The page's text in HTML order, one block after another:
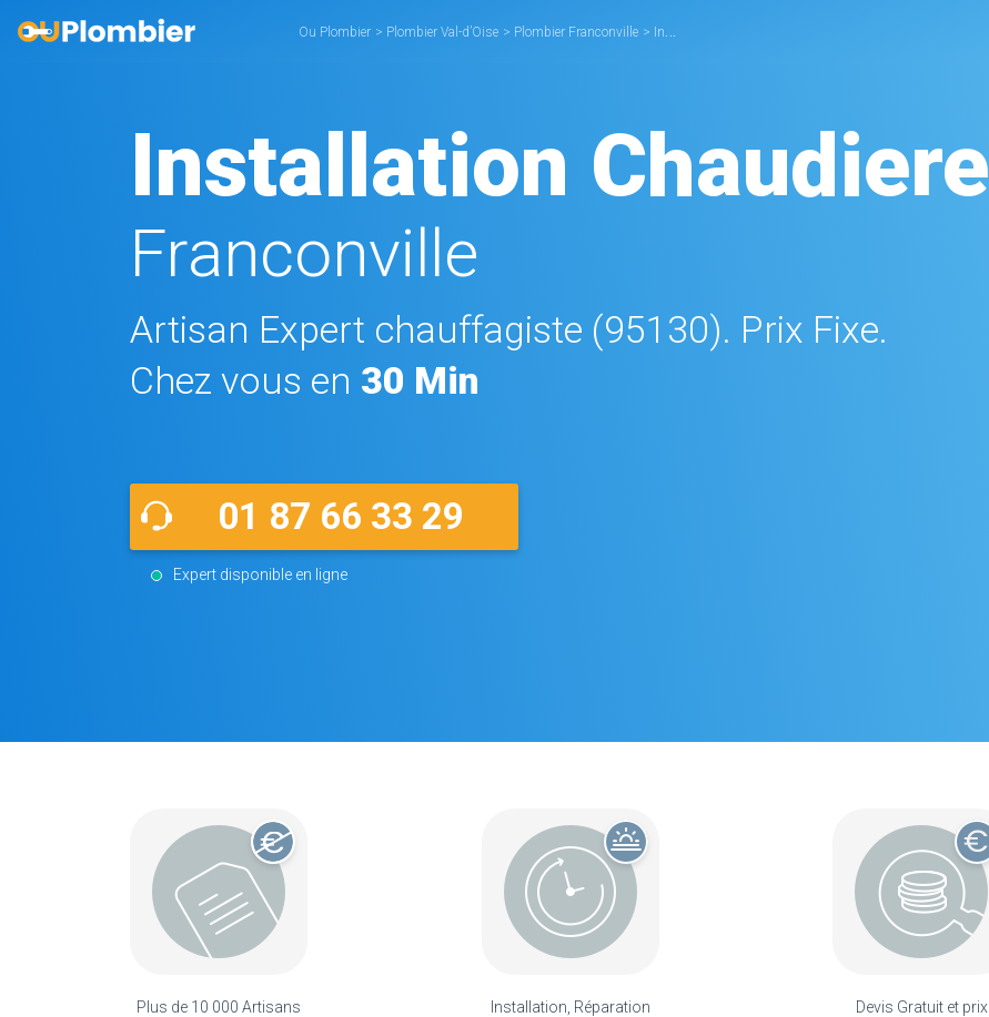
Ou Plombier > Plombier Val-d’Oise > Plombier Franconville > Installation Chaudière Franconville
Installation Chaudiere
Franconville
Artisan Expert chauffagiste (95130). Prix Fixe.
Chez vous en 30 Min
01 87 66 33 29
Expert disponible en ligne
Plus de 10 000 Artisans
Installation, Réparation
Devis Gratuit et prix